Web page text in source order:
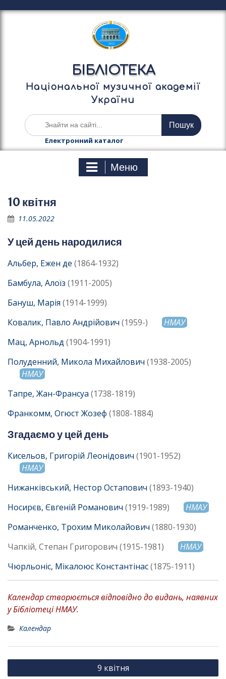
е
у
БІБЛІОТЕКА
Національної музичної академії
України
Ш
у
а
Електронний каталог
Меню
10 квітня
11.05.2022
У цей день народилися
Альбер, Ежен де (1864-1932)
Бамбула, Алоїз (1911-2005)
Бануш, Марія (1914-1999)
Ковалик, Павло Андрійович (1959-) НМАУ
Мац, Арнольд (1904-1991)
Полуденний, Микола Михайлович (1938-2005)
НМАУ
Тапре, Жан-Франсуа (1738-1819)
Франкомм, Огюст Жозеф (1808-1884)
Згадаємо у цей день
Кисельов, Григорій Леонідович (1901-1952)
НМАУ
Нижанківський, Нестор Остапович (1893-1940)
Носирєв, Євгеній Романович (1919-1989) НМАУ
Романченко, Трохим Миколайович (1880-1930)
Чапкій, Степан Григорович (1915-1981) НМАУ
Чюрльоніс, Мікалоюс Константінас(1875-1911)
Календар створюється відповідно до видань, наявних
у Бібліотеці НМАУ.
Календар
Н
9 квітня